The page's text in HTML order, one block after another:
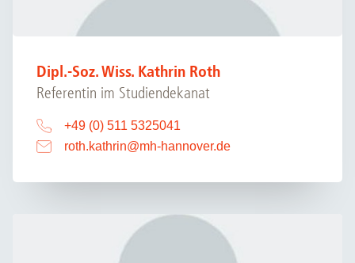
Dipl.-Soz. Wiss. Kathrin Roth
Referentin im Studiendekanat
+49 (0) 511 5325041
roth.kathrin@mh-hannover.de